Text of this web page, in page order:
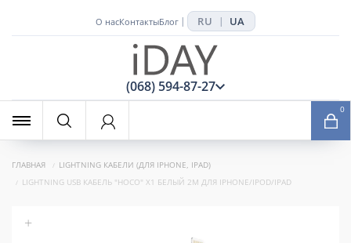
О насКонтактыБлог | RU | UA
(068) 594-87-27
0
ГЛАВНАЯ
LIGHTNING КАБЕЛИ (ДЛЯ IPHONE, IPAD)
LIGHTNING USB КАБЕЛЬ "HOCO" X1 БЕЛЫЙ 2M ДЛЯ IPHONE/IPOD/IPAD
+